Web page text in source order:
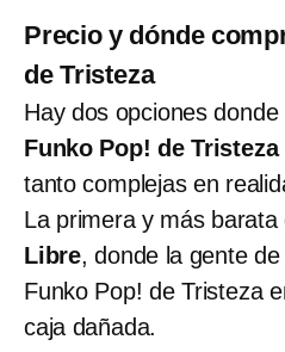
Precio y dónde
de Tristeza
Hay dos opciones
Funko Pop! de Tristeza
tanto complejas en
La primera y más barata
Libre, donde la gente de
Funko Pop! de Tristeza
caja dañada.